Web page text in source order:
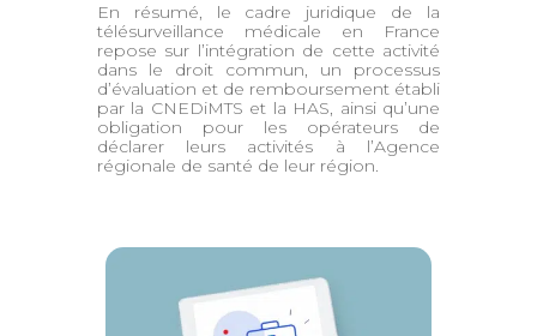
En résumé, le cadre juridique de la
télésurveillance médicale en France
repose sur l’intégration de cette activité
dans le droit commun, un processus
d’évaluation et de remboursement établi
par la CNEDiMTS et la HAS, ainsi qu’une
obligation pour les opérateurs de
déclarer leurs activités à l’Agence
régionale de santé de leur région.